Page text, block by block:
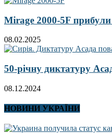
Mirage 2000-5F
08.02.2025
50-річну диктатуру
08.12.2024
НОВИНИ УКРАЇНИ